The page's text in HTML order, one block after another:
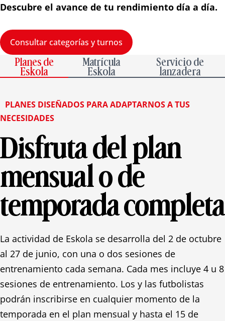
Descubre el avance de tu rendimiento día a día.
Consultar categorías y turnos
Planes de
Eskola
Matrícula
Eskola
Servicio de
lanzadera
PLANES DISEÑADOS PARA ADAPTARNOS A TUS
NECESIDADES
Disfruta del plan
mensual o de
temporada completa
La actividad de Eskola se desarrolla del 2 de octubre
al 27 de junio, con una o dos sesiones de
entrenamiento cada semana. Cada mes incluye 4 u 8
sesiones de entrenamiento. Los y las futbolistas
podrán inscribirse en cualquier momento de la
temporada en el plan mensual y hasta el 15 de